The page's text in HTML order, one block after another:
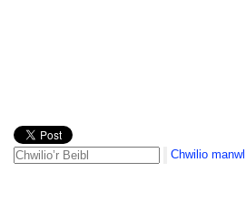
Chwilio manwl